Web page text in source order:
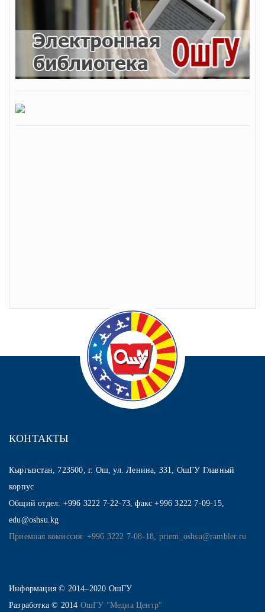
КОНТАКТЫ
Кыргызстан, 723500, г. Ош, ул. Ленина, 331, ОшГУ Главный
корпус
Общий отдел: +996 3222 7-22-73, факс +996 3222 7-09-15,
edu@oshsu.kg
Приемная комиссия: +996 3222 7-08-18, priem_oshsu@rambler.ru
Информация © 2014–2020 ОшГУ
Разработка © 2014 ОшГУ "Медиа Центр"